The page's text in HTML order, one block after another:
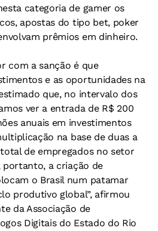
categoria de gamer os
apostas do tipo bet, poker
prêmios em dinheiro.
com a sanção é que
e as oportunidades na
que, no intervalo dos
ver a entrada de R$ 200
anuais em investimentos
na base de duas a
de empregados no setor
portanto, a criação de
o Brasil num patamar
produtivo global”, afirmou
da Associação de
Digitais do Estado do Rio